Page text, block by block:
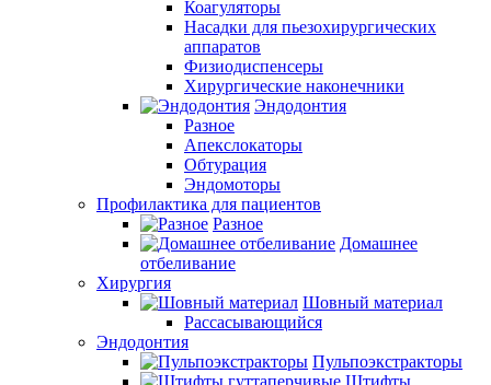
Коагуляторы
Насадки для пьезохирургических
аппаратов
Физиодиспенсеры
Хирургические наконечники
Эндодонтия
Разное
Апекслокаторы
Обтурация
Эндомоторы
Профилактика для пациентов
Разное
Домашнее
отбеливание
Хирургия
Шовный материал
Рассасывающийся
Эндодонтия
Пульпоэкстракторы
Штифты